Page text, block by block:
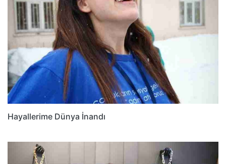
Hayallerime Dünya İnandı